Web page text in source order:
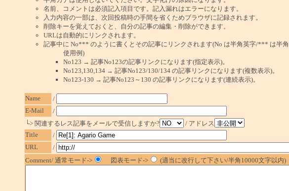
名前、コメントは必須記入項目です。記入漏れはエラーになります。
入力内容の一部は、次回投稿時の手間を省くためブラウザに記録されます。
削除キーを覚えておくと、自分の記事の編集・削除ができます。
URLは自動的にリンクされます。
記事中に No*** のように書くとその記事にリンクされます(No は半角英字/*** は半角
使用例)
No123 → 記事No123の記事リンクになります(指定表示)。
No123,130,134 → 記事No123/130/134 の記事リンクになります(複数表示)。
No123-130 → 記事No123～130 の記事リンクになります(連続表示)。
Name
/
E-Mail
/
└> 関連するレス記事をメールで受信しますか?
/ アドレス
Title
/
URL
/
Comment/ 通常モード->
図表モード-> (適当に改行して下さい/半角10000文字以内)